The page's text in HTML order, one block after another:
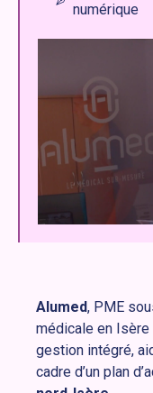
numérique
Alumed, PME
médicale en
gestion intégré,
cadre d’un plan